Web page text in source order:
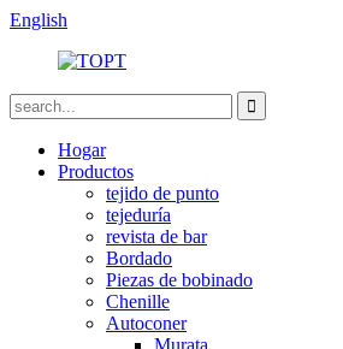
English
Hogar
Productos
tejido de punto
tejeduría
revista de bar
Bordado
Piezas de bobinado
Chenille
Autoconer
Murata